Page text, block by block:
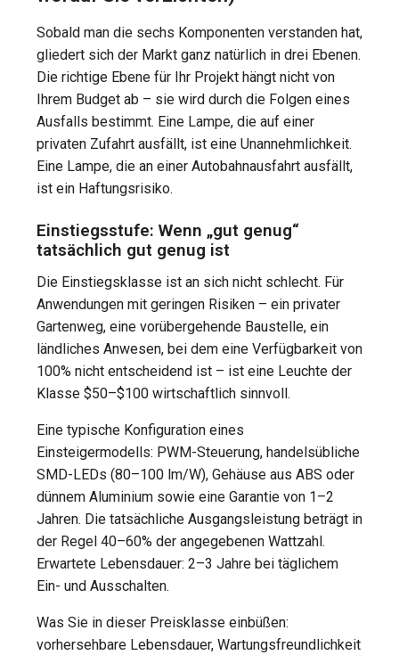
Sobald man die sechs Komponenten verstanden hat,
gliedert sich der Markt ganz natürlich in drei Ebenen.
Die richtige Ebene für Ihr Projekt hängt nicht von
Ihrem Budget ab – sie wird durch die Folgen eines
Ausfalls bestimmt. Eine Lampe, die auf einer
privaten Zufahrt ausfällt, ist eine Unannehmlichkeit.
Eine Lampe, die an einer Autobahnausfahrt ausfällt,
ist ein Haftungsrisiko.
Einstiegsstufe: Wenn „gut genug“
tatsächlich gut genug ist
Die Einstiegsklasse ist an sich nicht schlecht. Für
Anwendungen mit geringen Risiken – ein privater
Gartenweg, eine vorübergehende Baustelle, ein
ländliches Anwesen, bei dem eine Verfügbarkeit von
100% nicht entscheidend ist – ist eine Leuchte der
Klasse $50–$100 wirtschaftlich sinnvoll.
Eine typische Konfiguration eines
Einsteigermodells: PWM-Steuerung, handelsübliche
SMD-LEDs (80–100 lm/W), Gehäuse aus ABS oder
dünnem Aluminium sowie eine Garantie von 1–2
Jahren. Die tatsächliche Ausgangsleistung beträgt in
der Regel 40–60% der angegebenen Wattzahl.
Erwartete Lebensdauer: 2–3 Jahre bei täglichem
Ein- und Ausschalten.
Was Sie in dieser Preisklasse einbüßen:
vorhersehbare Lebensdauer, Wartungsfreundlichkeit